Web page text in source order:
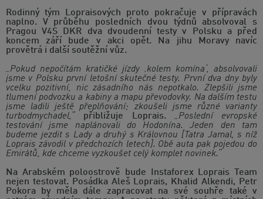
Rodinný tým Lopraisových proto pokračuje v přípravách
naplno. V průběhu posledních dvou týdnů absolvoval s
Pragou V4S DKR dva dvoudenní testy v Polsku a před
koncem září bude v akci opět. Na jihu Moravy navíc
provětrá i další soutěžní vůz.
„Pokud nepočítám kratičké jízdy ‚kolem komína‘, absolvovali
jsme v Polsku první letošní skutečné testy. První dva dny byly
vcelku pozitivní, nic zásadního nás nepotkalo. Zlepšili jsme
tlumení podvozku a kabiny a mapu převodovky. Na dalším testu
jsme ladili ještě přeplňování; zkoušeli jsme různé varianty
turbodmychadel,“
přibližuje Loprais. „Poslední evropské
testování jsme naplánovali do Hodonína. Jeden den tam
budeme jezdit s Lady a druhý s Královnou [Tatra Jamal, s níž
Loprais závodil v předchozích letech]. Obě auta pak pojedou do
Emirátů, kde chceme vyzkoušet celý komplet novinek.“
Na Arabském poloostrově bude Instaforex Loprais Team
nejen testovat. Posádka Aleš Loprais, Khalid Alkendi, Petr
Pokora by měla dále zapracovat na své souhře také v